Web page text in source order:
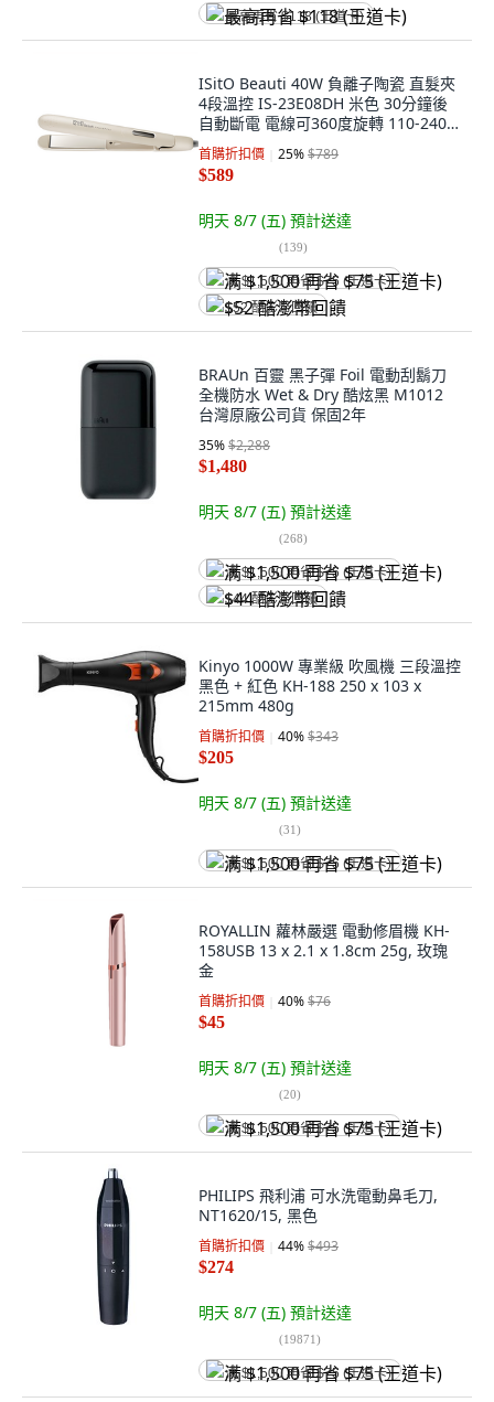
最高再省 $118 (王道卡)
ISitO Beauti 40W 負離子陶瓷 直髮夾
4段溫控 IS-23E08DH 米色 30分鐘後
自動斷電 電線可360度旋轉 110-240V
全球通用電壓 角蛋白與摩洛哥堅果油
陶瓷釉面板
首購折扣價 25%$789
$589
明天 8/7 (五) 預計送達
(139)
满 $1,500 再省 $75 (王道卡)
$52 酷澎幣回饋
BRAUn 百靈 黑子彈 Foil 電動刮鬍刀
全機防水 Wet & Dry 酷炫黑 M1012
台灣原廠公司貨 保固2年
35%$2,288
$1,480
明天 8/7 (五) 預計送達
(268)
满 $1,500 再省 $75 (王道卡)
$44 酷澎幣回饋
Kinyo 1000W 專業級 吹風機 三段溫控
黑色 + 紅色 KH-188 250 x 103 x
215mm 480g
首購折扣價 40%$343
$205
明天 8/7 (五) 預計送達
(31)
满 $1,500 再省 $75 (王道卡)
ROYALLIN 蘿林嚴選 電動修眉機 KH-
158USB 13 x 2.1 x 1.8cm 25g, 玫瑰
金
首購折扣價 40%$76
$45
明天 8/7 (五) 預計送達
(20)
满 $1,500 再省 $75 (王道卡)
PHILIPS 飛利浦 可水洗電動鼻毛刀,
NT1620/15, 黑色
首購折扣價 44%$493
$274
明天 8/7 (五) 預計送達
(19871)
满 $1,500 再省 $75 (王道卡)